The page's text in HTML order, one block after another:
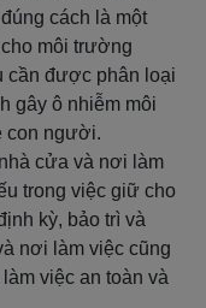
cách là một
môi trường
cần được phân loại
gây ô nhiễm môi
con người.
cửa và nơi làm
trong việc giữ cho
kỳ, bảo trì và
nơi làm việc cũng
việc an toàn và